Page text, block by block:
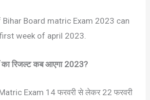
Board matric Exam 2023 can
week of april 2023.
का रिजल्ट कब आएगा 2023?
Exam 14 फरवरी से लेकर 22 फरवरी